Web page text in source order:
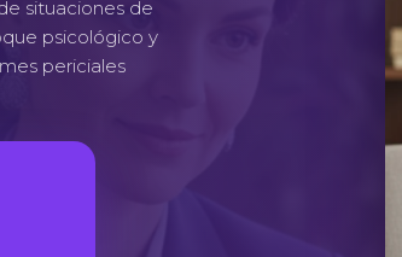
situaciones de
psicológico y
periciales